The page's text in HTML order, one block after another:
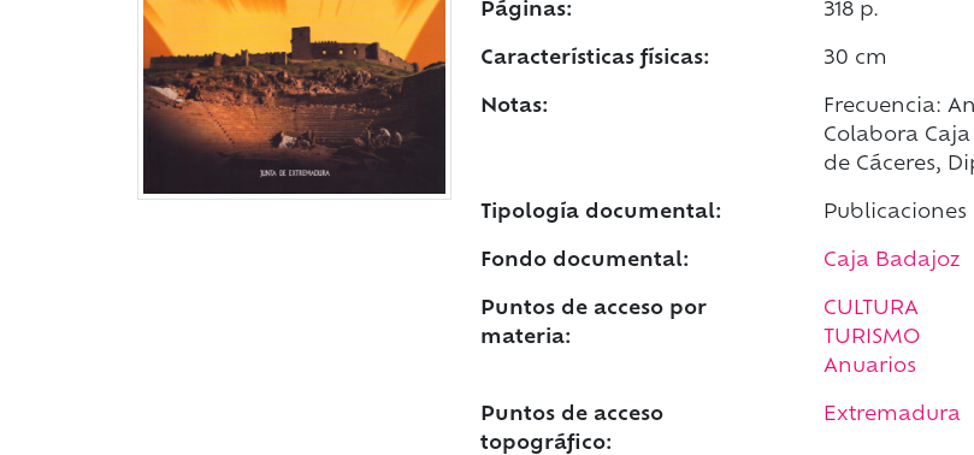
Páginas: 318 p.
Características físicas: 30 cm
Notas:
Frecuencia:
Colabora
de Cáceres,
Tipología documental:
Fondo documental: Caja Badajoz
Puntos de acceso por
materia:
CULTURA
TURISMO
Anuarios
Puntos de acceso
topográfico:
Extremadura